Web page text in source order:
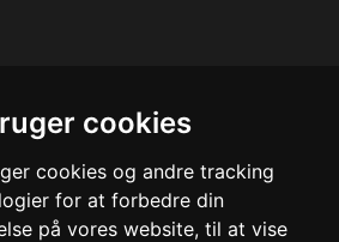
cookies
cookies og andre tracking
for at forbedre din
på vores website, til at vise